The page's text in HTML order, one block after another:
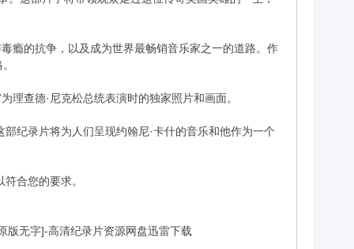
瘾的抗争，以及成为世界最畅销音乐家之一的道路。作
查德·尼克松总统表演时的独家照片和画面。
纪录片将为人们呈现约翰尼·卡什的音乐和他作为一个
合您的要求。
版无字]-高清纪录片资源网盘迅雷下载